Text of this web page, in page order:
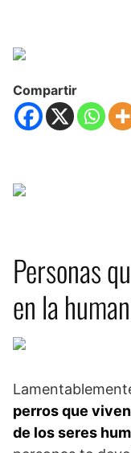
Compartir
Personas
en la
perros que
de los seres